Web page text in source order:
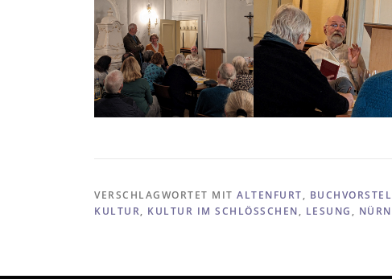
VERSCHLAGWORTET MIT ALTENFURT,
KULTUR, KULTUR IM SCHLÖSSCHEN, LESUNG ,